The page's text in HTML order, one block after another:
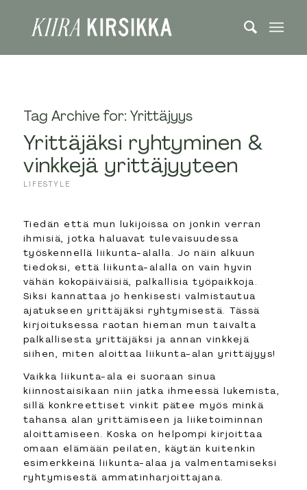
Tag Archive for: Yrittäjyys
Yrittäjäksi ryhtyminen &
vinkkejä yrittäjyyteen
LIFESTYLE
Tiedän että mun lukijoissa on jonkin verran
ihmisiä, jotka haluavat tulevaisuudessa
työskennellä liikunta-alalla. Jo näin alkuun
tiedoksi, että liikunta-alalla on vain hyvin
vähän kokopäiväisiä, palkallisia työpaikkoja.
Siksi kannattaa jo henkisesti valmistautua
ajatukseen yrittäjäksi ryhtymisestä. Tässä
kirjoituksessa raotan hieman mun taivalta
palkallisesta yrittäjäksi ja annan vinkkejä
siihen, miten aloittaa liikunta-alan yrittäjyys!
Vaikka liikunta-ala ei suoraan sinua
kiinnostaisikaan niin jatka ihmeessä lukemista,
sillä konkreettiset vinkit pätee myös minkä
tahansa alan yrittämiseen ja liiketoiminnan
aloittamiseen. Koska on helpompi kirjoittaa
omaan elämään peilaten, käytän kuitenkin
esimerkkeinä liikunta-alaa ja valmentamiseksi
ryhtymisestä ammatinharjoittajana.